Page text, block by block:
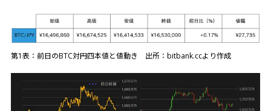
第1表：前日のBTC対円四本値と値動き 出所：bitbank.ccより作成